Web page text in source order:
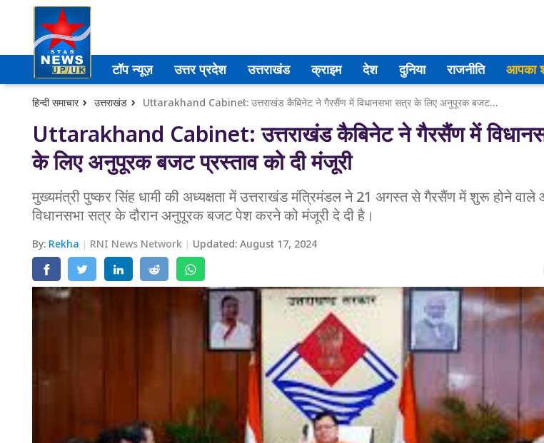
टॉप न्यूज़ उत्तर प्रदेश उत्तराखंड क्राइम देश दुनिया राजनीति आपका
हिन्दी समाचार उत्तराखंड Uttarakhand Cabinet: उत्तराखंड कैबिनेट ने गैरसैंण में विधानसभा सत्र के लिए अनुपूरक बजट प्रस्ताव को दी मंजूरी
Uttarakhand Cabinet: उत्तराखंड कैबिनेट ने गैरसैंण में
के लिए अनुपूरक बजट प्रस्ताव को दी मंजूरी
मुख्यमंत्री पुष्कर सिंह धामी की अध्यक्षता में उत्तराखंड मंत्रिमंडल ने 21 अगस्त से गैरसैंण में शुरू होने वाले
विधानसभा सत्र के दौरान अनुपूरक बजट पेश करने को मंजूरी दे दी है।
By: Rekha RNI News Network Updated:August 17, 2024
उत्तर प्रदेश
अमेठी
आगरा
कानपुर
प्रयागराज
मेरठ
लखनऊ
उत्तराखंड
चमोली